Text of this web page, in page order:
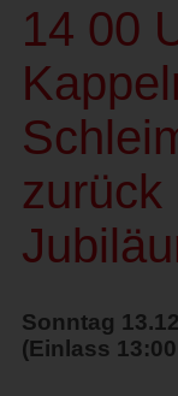
14 00
zurück
Sonntag
(Einlass